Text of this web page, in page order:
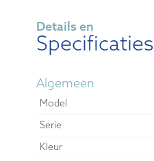
Details en
Specificaties
Algemeen
Model
Serie
Kleur